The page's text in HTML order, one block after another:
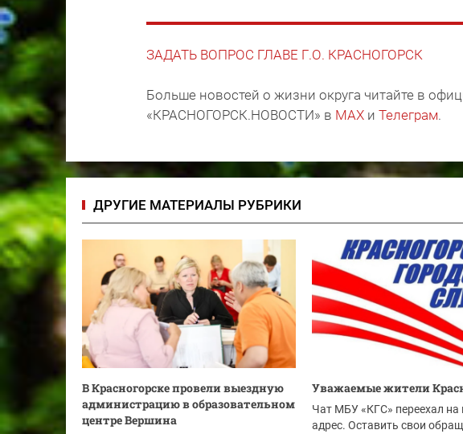
ЗАДАТЬ ВОПРОС ГЛАВЕ Г.О. КРАСНОГОРСК
Больше новостей о жизни округа читайте в
«КРАСНОГОРСК.НОВОСТИ» в MAX и Телеграм.
ДРУГИЕ МАТЕРИАЛЫ РУБРИКИ
В Красногорске провели выездную
администрацию в образовательном
центре Вершина
Уважаемые жители
Чат МБУ «КГС» переехал на
адрес. Оставить свои